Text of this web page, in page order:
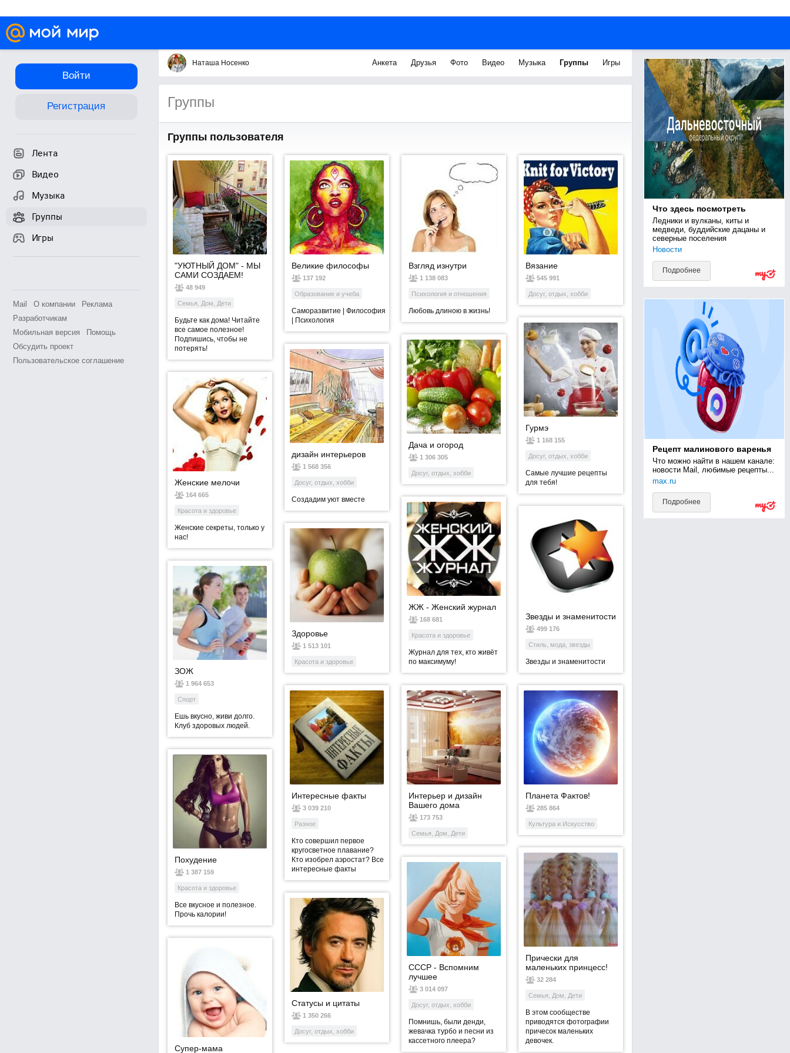
Войти
Регистрация
Лента
Видео
Музыка
Группы
Игры
Mail О компании
Реклама
Разработчикам
Мобильная версия
Помощь
Обсудить проект
Пользовательское соглашение
Наташа Носенко Анкета Друзья Фото Видео Музыка Группы Игры
Группы
Группы пользователя
"УЮТНЫЙ ДОМ" - МЫ
САМИ СОЗДАЕМ!
48 949
Семья, Дом, Дети
Будьте как дома! Читайте
все самое полезное!
Подпишись, чтобы не
потерять!
Великие философы
137 192
Образование и учеба
Саморазвитие | Философия
| Психология
Взгляд изнутри
1 138 083
Психология и отношения
Любовь длиною в жизнь!
Вязание
545 991
Досуг, отдых, хобби
Гурмэ
1 168 155
Досуг, отдых, хобби
Самые лучшие рецепты
для тебя!
Дача и огород
1 306 305
Досуг, отдых, хобби
дизайн интерьеров
1 568 356
Досуг, отдых, хобби
Создадим уют вместе
Женские мелочи
164 665
Красота и здоровье
Женские секреты, только у
нас!
ЖЖ - Женский журнал
168 681
Красота и здоровье
Журнал для тех, кто живёт
по максимуму!
Звезды и знаменитости
499 176
Стиль, мода, звезды
Звезды и знаменитости
Здоровье
1 513 101
Красота и здоровье
ЗОЖ
1 964 653
Спорт
Ешь вкусно, живи долго.
Клуб здоровых людей.
Интересные факты
3 039 210
Разное
Кто совершил первое
кругосветное плавание?
Кто изобрел аэростат? Все
интересные факты
Интерьер и дизайн
Вашего дома
173 753
Семья, Дом, Дети
Планета Фактов!
285 864
Культура и Искусство
Похудение
1 387 159
Красота и здоровье
Все вкусное и полезное.
Прочь калории!
Прически для
маленьких принцесс!
32 284
Семья, Дом, Дети
В этом сообществе
приводятся фотографии
причесок маленьких
девочек.
СССР - Вспомним
лучшее
3 014 097
Досуг, отдых, хобби
Помнишь, были денди,
жевачка турбо и песни из
кассетного плеера?
Статусы и цитаты
1 350 266
Досуг, отдых, хобби
Супер-мама
Что здесь посмотреть
Ледники и вулканы, киты и
медведи, буддийские дацаны и
северные поселения
Новости
Подробнее
Рецепт малинового варенья
Что можно найти в нашем канале:
новости Mail, любимые рецепты...
max.ru
Подробнее